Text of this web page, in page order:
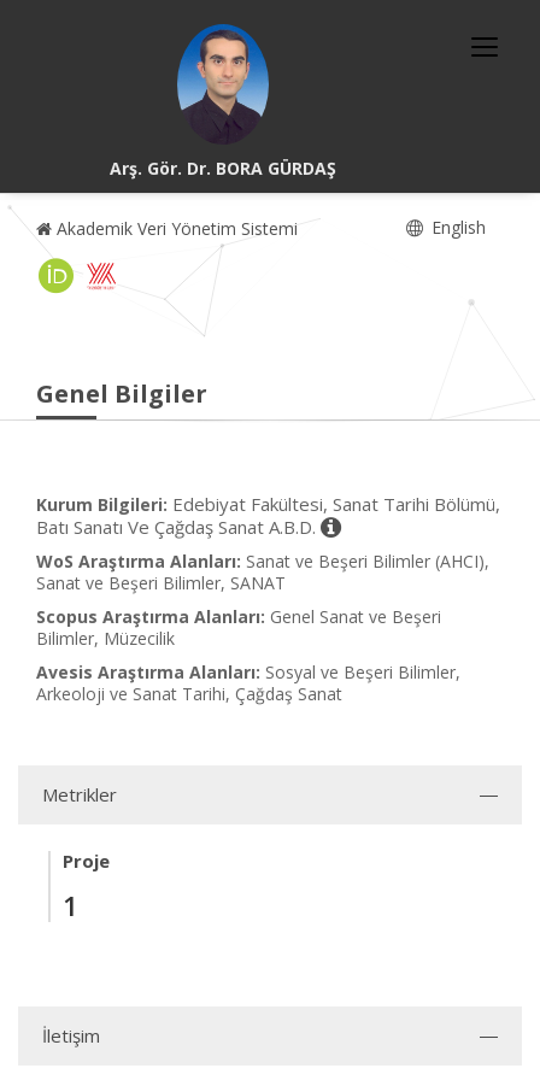
Arş. Gör. Dr. BORA GÜRDAŞ
Akademik Veri Yönetim Sistemi English
Genel Bilgiler
Kurum Bilgileri: Edebiyat Fakültesi, Sanat Tarihi Bölümü,
Batı Sanatı Ve Çağdaş Sanat A.B.D.
WoS Araştırma Alanları: Sanat ve Beşeri Bilimler (AHCI),
Sanat ve Beşeri Bilimler, SANAT
Scopus Araştırma Alanları: Genel Sanat ve Beşeri
Bilimler, Müzecilik
Avesis Araştırma Alanları: Sosyal ve Beşeri Bilimler,
Arkeoloji ve Sanat Tarihi, Çağdaş Sanat
Metrikler
Proje
1
İletişim